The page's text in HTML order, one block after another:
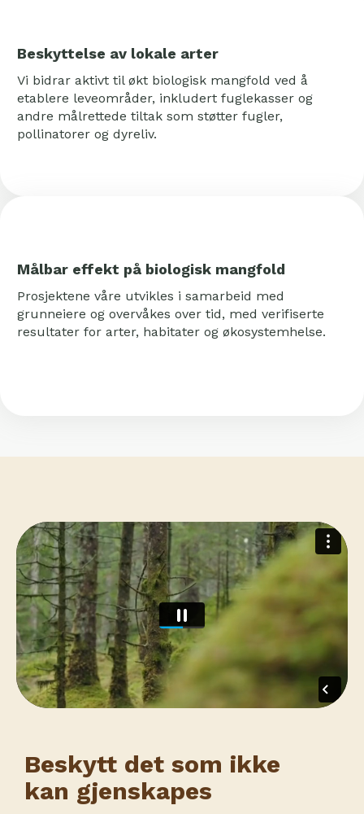
Beskyttelse av lokale arter
Vi bidrar aktivt til økt biologisk mangfold ved å
etablere leveområder, inkludert fuglekasser og
andre målrettede tiltak som støtter fugler,
pollinatorer og dyreliv.
Målbar effekt på biologisk mangfold
Prosjektene våre utvikles i samarbeid med
grunneiere og overvåkes over tid, med verifiserte
resultater for arter, habitater og økosystemhelse.
Beskytt det som ikke
kan gjenskapes